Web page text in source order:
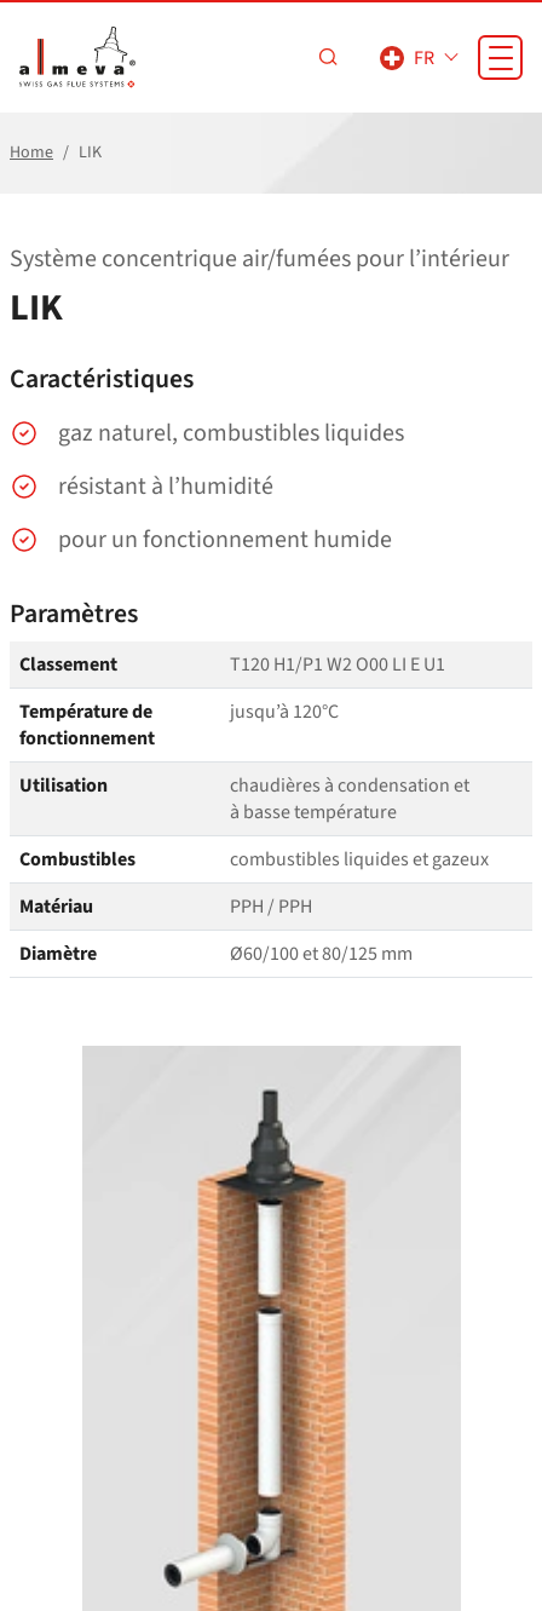
FR
Home LIK
Système concentrique air/​fumées pour l’intérieur
LIK
Caractéristiques
gaz naturel, combustibles liquides
résistant à l’humidité
pour un fonctionnement humide
Paramètres
Classement
T120 H1/P1 W2 O00 LI E U1
Température de
fonctionnement
jusqu’à 120°C
Utilisation
chaudières à condensation et
à basse température
Combustibles
combustibles liquides et gazeux
Matériau
PPH / PPH
Diamètre
Ø60/100 et 80/125 mm